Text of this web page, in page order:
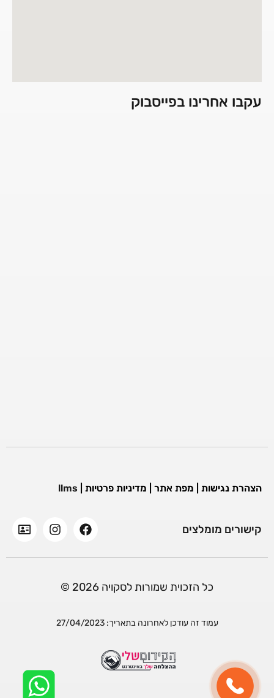
עקבו אחרינו בפייסבוק
הצהרת נגישות מפת אתר מדיניות פרטיות llms
קישורים מומלצים
כל הזכוית שמורות לסקויה 2026 ©
עמוד זה עודכן לאחרונה בתאריך: 27/04/2023